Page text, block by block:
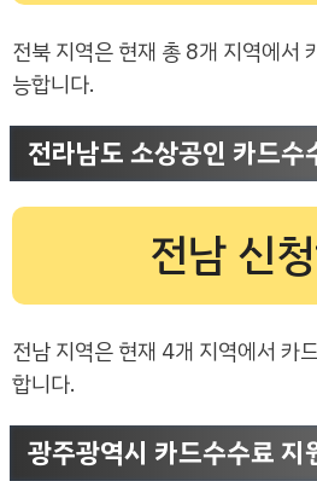
전북 지역은 현재 총 8개 지역에서
능합니다.
전라남도 소상공인 카드수
전남 신
전남 지역은 현재 4개 지역에서 카
합니다.
광주광역시 카드수수료 지